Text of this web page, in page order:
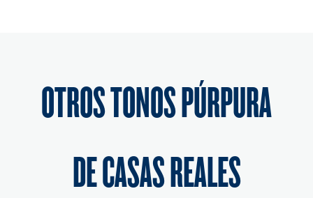
OTROS TONOS PÚRPURA
DE CASAS REALES